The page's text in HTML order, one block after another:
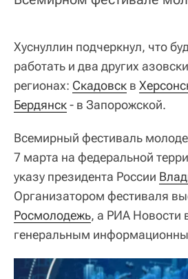
Хуснуллин подчеркнул, что
работать и два других
регионах: Скадовск в
Бердянск- в Запорожской.
Всемирный фестиваль
7 марта на федеральной
указу президента России
Организатором фестиваля
Росмолодежь, а РИА Новости
генеральным